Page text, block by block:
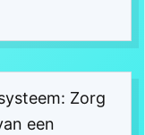
Zorg
een